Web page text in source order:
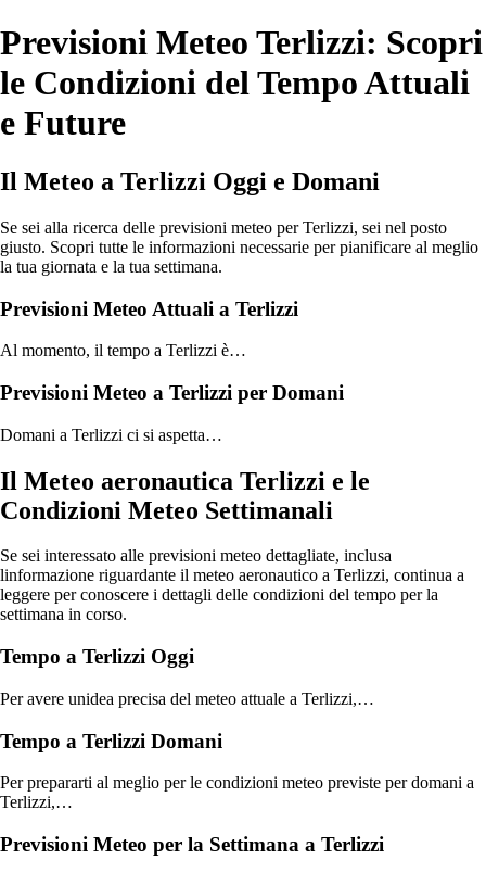
Previsioni Meteo Terlizzi: Scopri
le Condizioni del Tempo Attuali
e Future
Il Meteo a Terlizzi Oggi e Domani
Se sei alla ricerca delle previsioni meteo per Terlizzi, sei nel posto
giusto. Scopri tutte le informazioni necessarie per pianificare al meglio
la tua giornata e la tua settimana.
Previsioni Meteo Attuali a Terlizzi
Al momento, il tempo a Terlizzi è…
Previsioni Meteo a Terlizzi per Domani
Domani a Terlizzi ci si aspetta…
Il Meteo aeronautica Terlizzi e le
Condizioni Meteo Settimanali
Se sei interessato alle previsioni meteo dettagliate, inclusa
linformazione riguardante il meteo aeronautico a Terlizzi, continua a
leggere per conoscere i dettagli delle condizioni del tempo per la
settimana in corso.
Tempo a Terlizzi Oggi
Per avere unidea precisa del meteo attuale a Terlizzi,…
Tempo a Terlizzi Domani
Per prepararti al meglio per le condizioni meteo previste per domani a
Terlizzi,…
Previsioni Meteo per la Settimana a Terlizzi